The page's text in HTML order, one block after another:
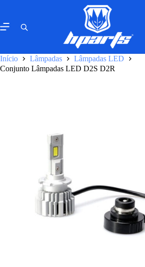
o
conteúdo
Início
Lâmpadas
Lâmpadas LED
Conjunto Lâmpadas LED D2S D2R